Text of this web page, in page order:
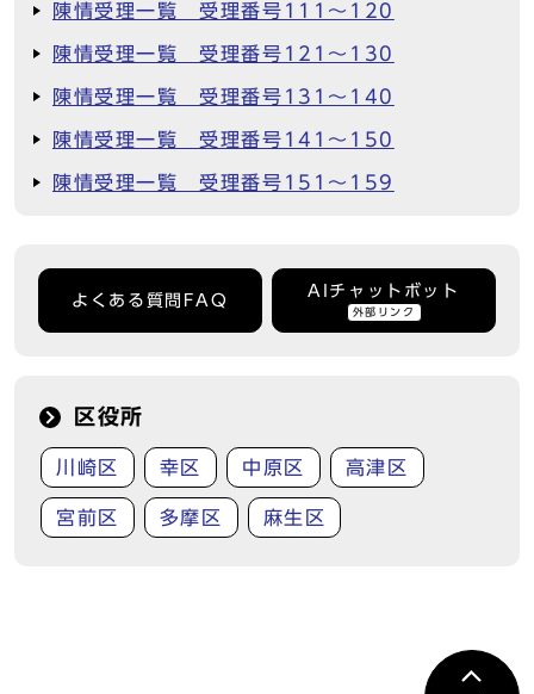
陳情受理一覧 受理番号111～120
陳情受理一覧 受理番号121～130
陳情受理一覧 受理番号131～140
陳情受理一覧 受理番号141～150
陳情受理一覧 受理番号151～159
よくある質問FAQ
AIチャットボット
外部リンク
区役所
川崎区 幸区 中原区 高津区
宮前区 多摩区 麻生区